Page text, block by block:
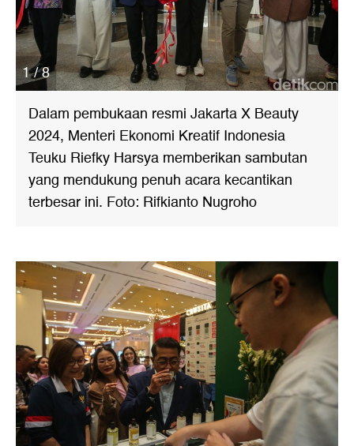
1 / 8
Dalam pembukaan resmi Jakarta X Beauty
2024, Menteri Ekonomi Kreatif Indonesia
Teuku Riefky Harsya memberikan sambutan
yang mendukung penuh acara kecantikan
terbesar ini. Foto: Rifkianto Nugroho